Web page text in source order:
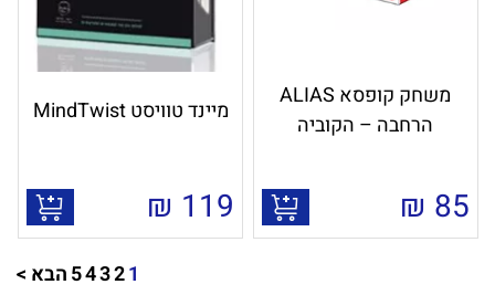
משחק קופסא ALIAS
הרחבה – הקוביה
85
₪
מיינד טוויסט MindTwist
119
₪
1
2
3
4
5הבא >